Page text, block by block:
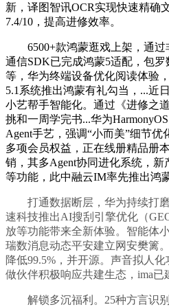
新，译图智讯OCR实现快速精确
7.4/10，提高进修效率。
6500+款鸿蒙逛戏上架，通过
通信SDK已完成鸿蒙5适配，包
等，华为终端设备优化阅读体验
5.1系统推出鸿蒙有礼勾当，...近
小艺帮手智能化。通过《进修之
挑和一周学完书...华为
Agent手艺，强调“小而美”细节
多项会员权益，正在线册精品册
销，其多Agent协同进化系统，
等功能，此中融云IM率先推出鸿
打通数据断层，华为持续打磨
速科技推出AI搜刮引擎优化（
放等功能带来全新体验。智能体
瑞数消息动态平安建立网安樊篱
降低99.5%，并开源。声音拟人
做伙伴积极响应共建生态，ima已
解锁多沉福利。25种方言识别